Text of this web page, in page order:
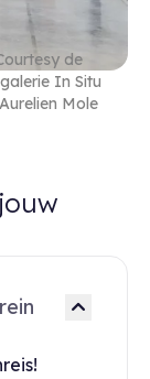
de
In Situ
Mole